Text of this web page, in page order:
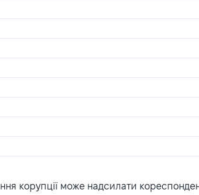
корупції може надсилати